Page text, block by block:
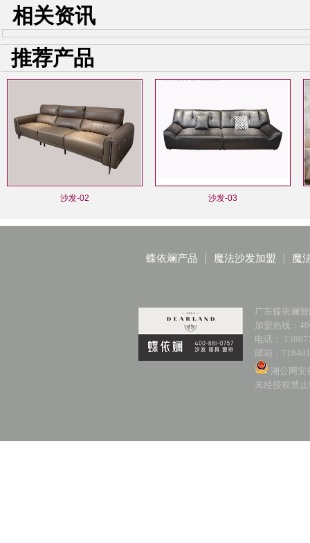
相关资讯
推荐产品
沙发-02 沙发-03
蝶依斓产品 魔法沙发加盟 魔
广东蝶依斓
加盟热线：
电话：
邮箱：
湘公网安
未经授权禁